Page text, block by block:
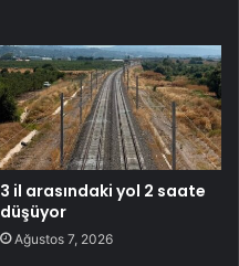
3 il arasındaki yol 2 saate
düşüyor
Ağustos 7, 2026